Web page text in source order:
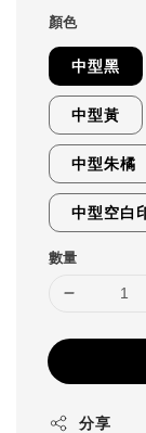
顏色
中型黑
中型黃
中型朱橘
中型空白
數量
分享